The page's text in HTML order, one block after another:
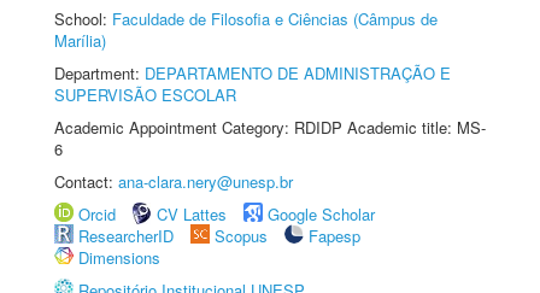
School: Faculdade de Filosofia e Ciências (Câmpus de
Marília)
Department: DEPARTAMENTO DE ADMINISTRAÇÃO E
SUPERVISÃO ESCOLAR
Academic Appointment Category: RDIDP Academic title: MS-
6
Contact: ana-clara.nery@unesp.br
Orcid
CV Lattes
Google Scholar
ResearcherID
Scopus
Fapesp
Dimensions